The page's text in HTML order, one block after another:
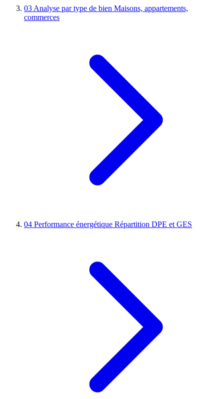
03 Analyse par type de bien Maisons, appartements,
commerces
04 Performance énergétique Répartition DPE et GES